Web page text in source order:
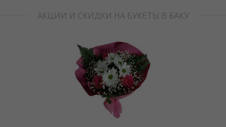
АКЦИИ И СКИДКИ НА БУКЕТЫ В БАКУ